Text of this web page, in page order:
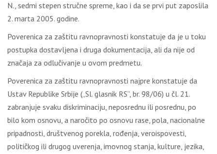
N., sedmi stepen stručne spreme, kao i da se prvi put zaposlila
2. marta 2005. godine.
Poverenica za zaštitu ravnopravnosti konstatuje da je u toku
postupka dostavljena i druga dokumentacija, ali da nije od
značaja za odlučivanje u ovom predmetu.
Poverenica za zaštitu ravnopravnosti najpre konstatuje da
Ustav Republike Srbije („Sl. glasnik RS”, br. 98/06) u čl. 21.
zabranjuje svaku diskriminaciju, neposrednu ili posrednu, po
bilo kom osnovu, a naročito po osnovu rase, pola, nacionalne
pripadnosti, društvenog porekla, rođenja, veroispovesti,
političkog ili drugog uverenja, imovnog stanja, kulture, jezika,